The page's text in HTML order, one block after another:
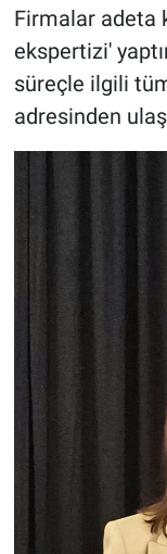
Firmalar adeta
ekspertizi'
süreçle ilgili
adresinden